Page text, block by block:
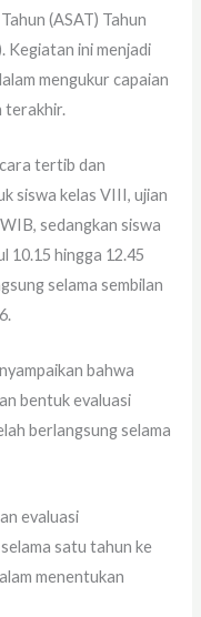
(ASAT) Tahun
Kegiatan ini menjadi
mengukur capaian
terakhir.
tertib dan
siswa kelas VIII, ujian
sedangkan siswa
10.15 hingga 12.45
selama sembilan
bahwa
bentuk evaluasi
berlangsung selama
evaluasi
satu tahun ke
menentukan